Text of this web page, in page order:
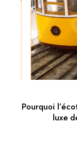
Pourquoi
luxe